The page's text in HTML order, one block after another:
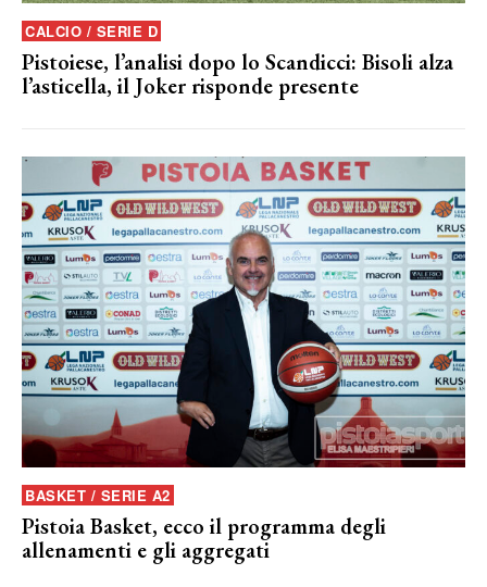
CALCIO / SERIE D
Pistoiese, l’analisi dopo lo Scandicci: Bisoli alza
l’asticella, il Joker risponde presente
BASKET / SERIE A2
Pistoia Basket, ecco il programma degli
allenamenti e gli aggregati